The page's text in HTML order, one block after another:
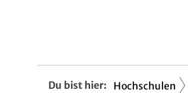
Du bist hier: Hochschulen